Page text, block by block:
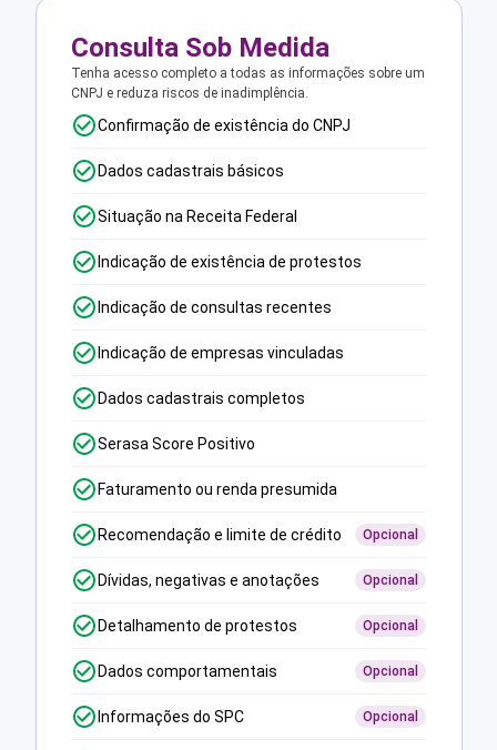
Consulta Sob Medida
Tenha acesso completo a todas as informações sobre um
CNPJ e reduza riscos de inadimplência.
Confirmação de existência do CNPJ
Dados cadastrais básicos
Situação na Receita Federal
Indicação de existência de protestos
Indicação de consultas recentes
Indicação de empresas vinculadas
Dados cadastrais completos
Serasa Score Positivo
Faturamento ou renda presumida
Recomendação e limite de crédito Opcional
Dívidas, negativas e anotações Opcional
Detalhamento de protestos Opcional
Dados comportamentais Opcional
Informações do SPC Opcional